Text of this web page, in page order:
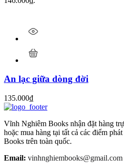
An lạc giữa dòng đời
135.000₫
Vĩnh Nghiêm Books nhận đặt hàng
hoặc mua hàng tại tất cả các điểm
Books trên toàn quốc.
Email: vinhnghiembooks@gmail.com